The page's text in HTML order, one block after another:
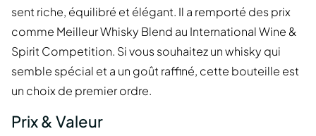
sent riche, équilibré et élégant. Il a remporté des prix
comme Meilleur Whisky Blend au International Wine &
Spirit Competition. Si vous souhaitez un whisky qui
semble spécial et a un goût raffiné, cette bouteille est
un choix de premier ordre.
Prix & Valeur